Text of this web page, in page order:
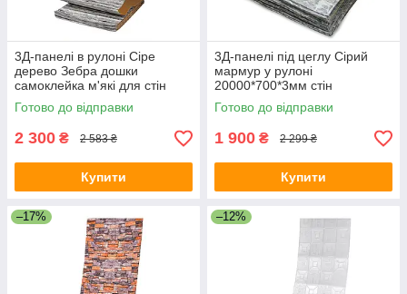
3Д-панелі в рулоні Сіре
дерево Зебра дошки
самоклейка м'які для стін
700мм*20м*3мм R081-3-20
SW-00001475
Готово до відправки
2 300 ₴ 2 583 ₴
Купити
3Д-панелі під цеглу Сірий
мармур у рулоні
20000*700*3мм стін
шпалери-панелі самоклейка
(R061-3-20) SW-00001196
Готово до відправки
1 900 ₴ 2 299 ₴
Купити
–17% –12%